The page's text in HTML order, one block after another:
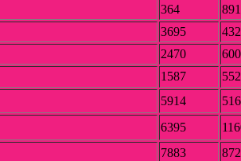
364
3695
2470
1587
5914
6395
7883